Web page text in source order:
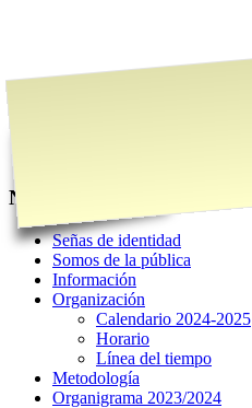
Nuestro Centro
Señas de identidad
Somos de la pública
Información
Organización
Calendario 2024-2025
Horario
Línea del tiempo
Metodología
Organigrama 2023/2024